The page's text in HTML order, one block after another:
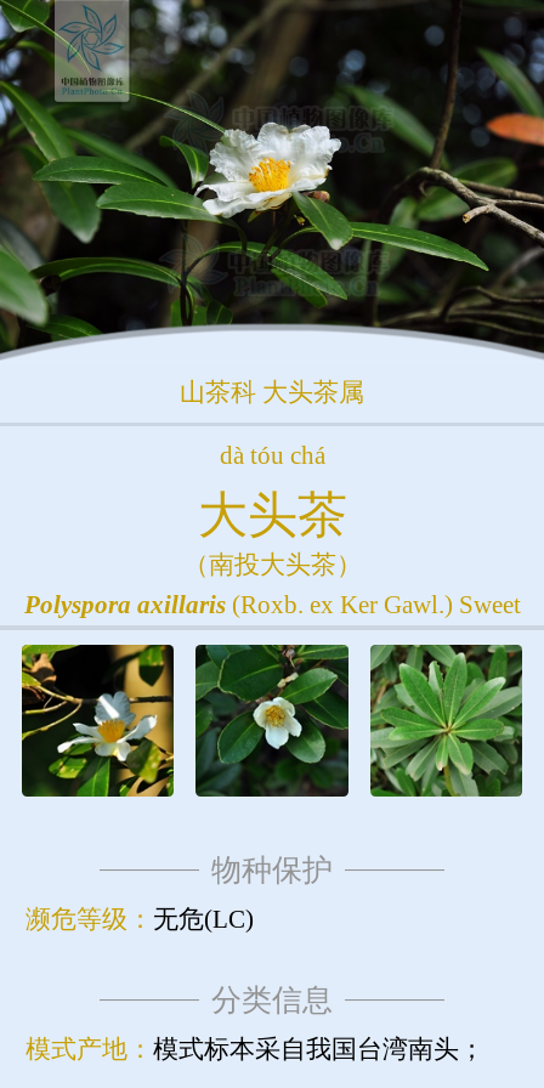
山茶科 大头茶属
dà tóu chá
大头茶
（南投大头茶）
Polyspora axillaris(Roxb. ex Ker Gawl.) Sweet
物种保护
濒危等级： 无危(LC)
分类信息
模式产地： 模式标本采自我国台湾南头；